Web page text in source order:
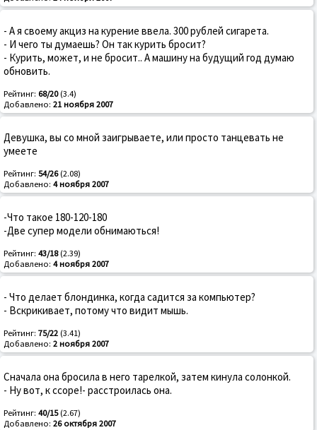
- А я своему акциз на курение ввела. 300 рублей сигарета.
- И чего ты думаешь? Он так курить бросит?
- Курить, может, и не бросит.. А машину на будущий год думаю
обновить.
Рейтинг: 68/20(3.4)
Добавлено: 21 ноября 2007
Девушка, вы со мной заигрываете, или просто танцевать не
умеете
Рейтинг: 54/26(2.08)
Добавлено: 4 ноября 2007
-Что такое 180-120-180
-Две супер модели обнимаються!
Рейтинг: 43/18(2.39)
Добавлено: 4 ноября 2007
- Что делает блондинка, когда садится за компьютер?
- Вскрикивает, потому что видит мышь.
Рейтинг: 75/22 (3.41)
Добавлено: 2 ноября 2007
Сначала она бросила в него тарелкой, затем кинула солонкой.
- Ну вот, к ссоре!- расстроилась она.
Рейтинг: 40/15(2.67)
Добавлено: 26 октября 2007